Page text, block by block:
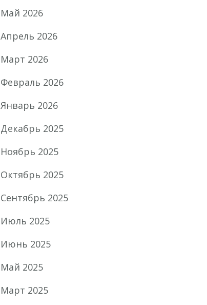
Май 2026
Апрель 2026
Март 2026
Февраль 2026
Январь 2026
Декабрь 2025
Ноябрь 2025
Октябрь 2025
Сентябрь 2025
Июль 2025
Июнь 2025
Май 2025
Март 2025